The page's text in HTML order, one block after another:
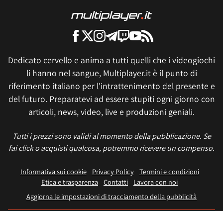
Dedicato cervello e anima a tutti quelli che i videogiochi
li hanno nel sangue, Multiplayer.it è il punto di
riferimento italiano per l'intrattenimento del presente e
del futuro. Preparatevi ad essere stupiti ogni giorno con
articoli, news, video, live e produzioni geniali.
Tutti i prezzi sono validi al momento della pubblicazione. Se
fai click o acquisti qualcosa, potremmo ricevere un compenso.
Informativa sui cookie Privacy Policy
Termini e condizioni
Etica e trasparenza Contatti
Lavora con noi
Aggiorna le impostazioni di tracciamento della pubblicità